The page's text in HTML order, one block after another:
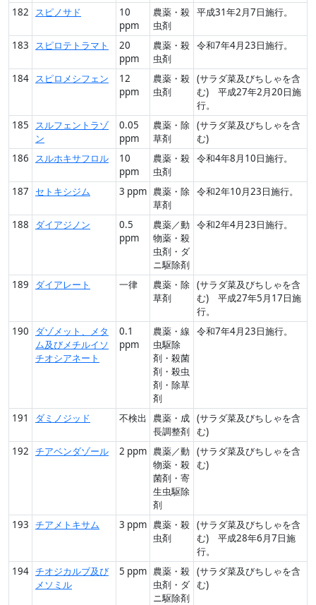
182 スピノサド
10
ppm
農薬・殺
虫剤
平成31年2月7日施行。
183 スピロテトラマト
20
ppm
農薬・殺
虫剤
令和7年4月23日施行。
184 スピロメシフェン
12
ppm
農薬・殺
虫剤
(サラダ菜及びちしゃを含
む) 平成27年2月20日施
行。
185
スルフェントラゾ
ン
0.05
ppm
農薬・除
草剤
(サラダ菜及びちしゃを含
む)
186
スルホキサフロル
10
ppm
農薬・殺
虫剤
令和4年8月10日施行。
187 セトキシジム 3 ppm 農薬・除
草剤
令和2年10月23日施行。
188 ダイアジノン
0.5
ppm
農薬／動
物薬・殺
虫剤・ダ
ニ駆除剤
令和2年4月23日施行。
189 ダイアレート 一律
農薬・除
草剤
(サラダ菜及びちしゃを含
む) 平成27年5月17日施
行。
190
ダゾメット、メタ
ム及びメチルイソ
チオシアネート
0.1
ppm
農薬・線
虫駆除
剤・殺菌
剤・殺虫
剤・除草
剤
令和7年4月23日施行。
191 ダミノジッド 不検出
農薬・成
長調整剤
(サラダ菜及びちしゃを含
む)
192 チアベンダゾール 2 ppm 農薬／動
物薬・殺
菌剤・寄
生虫駆除
剤
(サラダ菜及びちしゃを含
む)
193 チアメトキサム 3 ppm 農薬・殺
虫剤
(サラダ菜及びちしゃを含
む) 平成28年6月7日施
行。
194 チオジカルブ及び
メソミル
5 ppm 農薬・殺
虫剤・ダ
ニ駆除剤
(サラダ菜及びちしゃを含
む)